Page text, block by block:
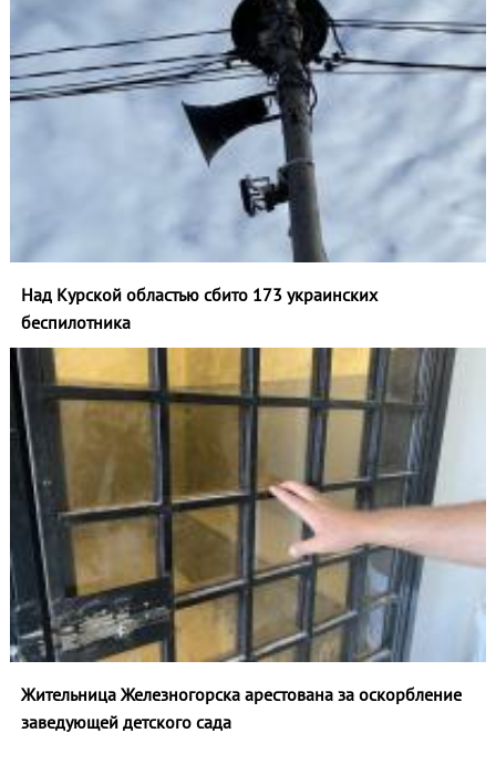
Над Курской областью сбито 173 украинских
беспилотника
Жительница Железногорска арестована за оскорбление
заведующей детского сада